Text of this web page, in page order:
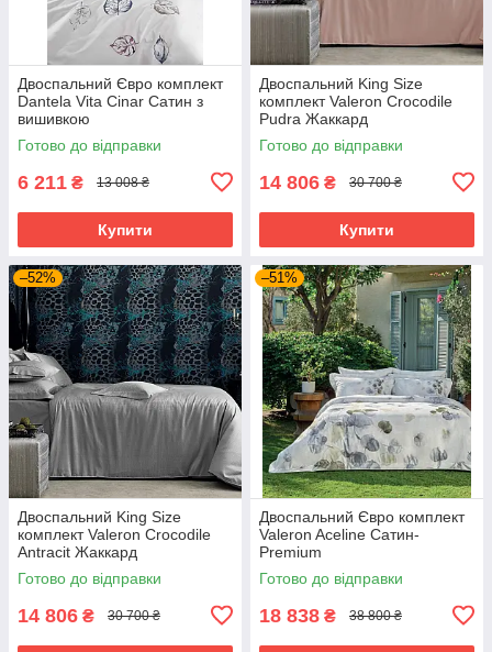
Двоспальний Євро комплект
Dantela Vita Cinar Сатин з
вишивкою
Готово до відправки
6 211 ₴ 13 008 ₴
Купити
Двоспальний King Size
комплект Valeron Crocodile
Pudra Жаккард
Готово до відправки
14 806 ₴ 30 700 ₴
Купити
–52%
Двоспальний King Size
комплект Valeron Crocodile
Antracit Жаккард
Готово до відправки
14 806 ₴ 30 700 ₴
–51%
Двоспальний Євро комплект
Valeron Aceline Сатин-
Premium
Готово до відправки
18 838 ₴ 38 800 ₴